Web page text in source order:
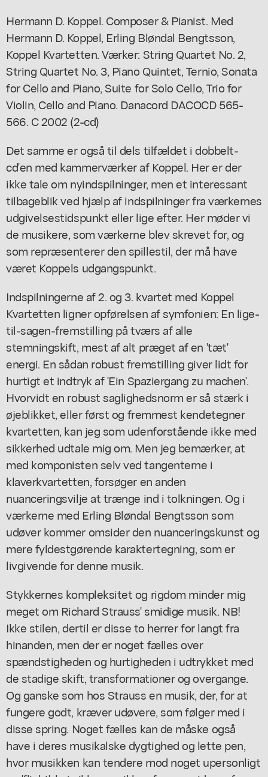
Hermann D. Koppel. Composer & Pianist. Med
Hermann D. Koppel, Erling Bløndal Bengtsson,
Koppel Kvartetten. Værker: String Quartet No. 2,
String Quartet No. 3, Piano Quintet, Ternio, Sonata
for Cello and Piano, Suite for Solo Cello, Trio for
Violin, Cello and Piano. Danacord DACOCD 565-
566. C 2002 (2-cd)
Det samme er også til dels tilfældet i dobbelt-
cd'en med kammerværker af Koppel. Her er der
ikke tale om nyindspilninger, men et interessant
tilbageblik ved hjælp af indspilninger fra værkernes
udgivelsestidspunkt eller lige efter. Her møder vi
de musikere, som værkerne blev skrevet for, og
som repræsenterer den spillestil, der må have
været Koppels udgangspunkt.
Indspilningerne af 2. og 3. kvartet med Koppel
Kvartetten ligner opførelsen af symfonien: En lige-
til-sagen-fremstilling på tværs af alle
stemningskift, mest af alt præget af en 'tæt'
energi. En sådan robust fremstilling giver lidt for
hurtigt et indtryk af 'Ein Spaziergang zu machen'.
Hvorvidt en robust saglighedsnorm er så stærk i
øjeblikket, eller først og fremmest kendetegner
kvartetten, kan jeg som udenforstående ikke med
sikkerhed udtale mig om. Men jeg bemærker, at
med komponisten selv ved tangenterne i
klaverkvartetten, forsøger en anden
nuanceringsvilje at trænge ind i tolkningen. Og i
værkerne med Erling Bløndal Bengtsson som
udøver kommer omsider den nuanceringskunst og
mere fyldestgørende karaktertegning, som er
livgivende for denne musik.
Stykkernes kompleksitet og rigdom minder mig
meget om Richard Strauss' smidige musik. NB!
Ikke stilen, dertil er disse to herrer for langt fra
hinanden, men der er noget fælles over
spændstigheden og hurtigheden i udtrykket med
de stadige skift, transformationer og overgange.
Og ganske som hos Strauss en musik, der, for at
fungere godt, kræver udøvere, som følger med i
disse spring. Noget fælles kan de måske også
have i deres musikalske dygtighed og lette pen,
hvor musikken kan tendere mod noget upersonligt